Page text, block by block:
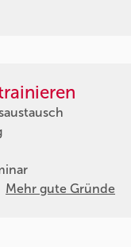
Mehr gute Gründe